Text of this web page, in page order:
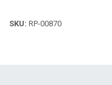
SKU: RP-00870